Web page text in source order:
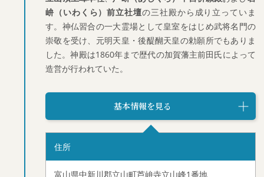
峅（いわくら）前立社壇の三社殿から成り立っていま
す。神仏習合の一大霊場として皇室をはじめ武将名門の
崇敬を受け、元明天皇・後醍醐天皇の勅願所でもありま
した。神殿は1860年まで歴代の加賀藩主前田氏によって
造営が行われていた。
基本情報を見る
住所
富山県中新川郡立山町芦峅寺立山峰1番地